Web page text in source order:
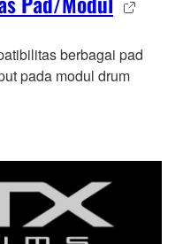
berbagai pad
pada modul drum